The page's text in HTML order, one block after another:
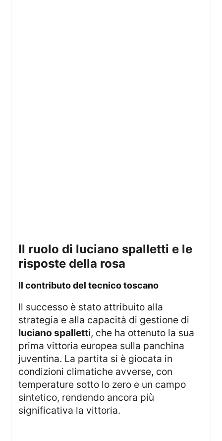
il ruolo di luciano spalletti e le
risposte della rosa
il contributo del tecnico toscano
Il successo è stato attribuito alla
strategia e alla capacità di gestione di
luciano spalletti, che ha ottenuto la sua
prima vittoria europea sulla panchina
juventina. La partita si è giocata in
condizioni climatiche avverse, con
temperature sotto lo zero e un campo
sintetico, rendendo ancora più
significativa la vittoria.